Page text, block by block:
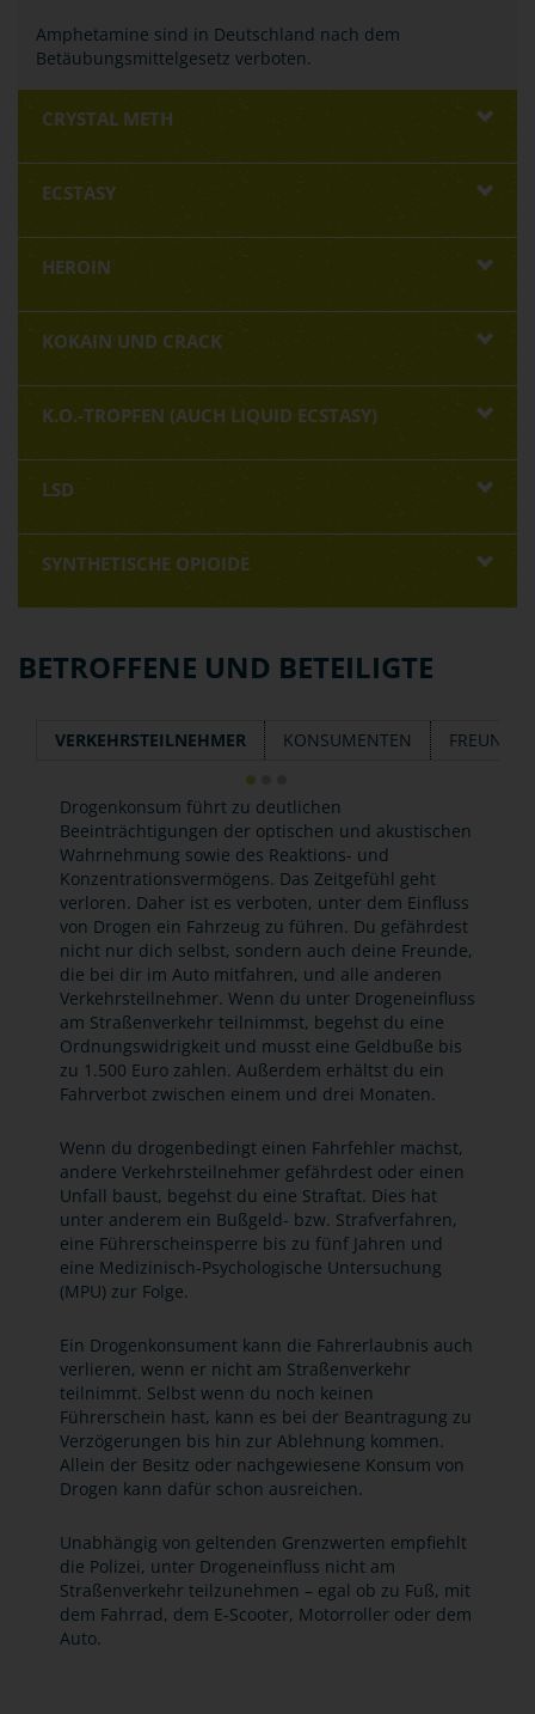
Amphetamine sind in Deutschland nach dem
Betäubungsmittelgesetz verboten.
CRYSTAL METH
ECSTASY
HEROIN
KOKAIN UND CRACK
K.O.-TROPFEN (AUCH LIQUID ECSTASY)
LSD
SYNTHETISCHE OPIOIDE
BETROFFENE UND BETEILIGTE
VERKEHRSTEILNEHMER KONSUMENTEN FREUNDE
Drogenkonsum führt zu deutlichen
Beeinträchtigungen der optischen und akustischen
Wahrnehmung sowie des Reaktions- und
Konzentrationsvermögens. Das Zeitgefühl geht
verloren. Daher ist es verboten, unter dem Einfluss
von Drogen ein Fahrzeug zu führen. Du gefährdest
nicht nur dich selbst, sondern auch deine Freunde,
die bei dir im Auto mitfahren, und alle anderen
Verkehrsteilnehmer. Wenn du unter Drogeneinfluss
am Straßenverkehr teilnimmst, begehst du eine
Ordnungswidrigkeit und musst eine Geldbuße bis
zu 1.500 Euro zahlen. Außerdem erhältst du ein
Fahrverbot zwischen einem und drei Monaten.
Wenn du drogenbedingt einen Fahrfehler machst,
andere Verkehrsteilnehmer gefährdest oder einen
Unfall baust, begehst du eine Straftat. Dies hat
unter anderem ein Bußgeld- bzw. Strafverfahren,
eine Führerscheinsperre bis zu fünf Jahren und
eine Medizinisch-Psychologische Untersuchung
(MPU) zur Folge.
Ein Drogenkonsument kann die Fahrerlaubnis auch
verlieren, wenn er nicht am Straßenverkehr
teilnimmt. Selbst wenn du noch keinen
Führerschein hast, kann es bei der Beantragung zu
Verzögerungen bis hin zur Ablehnung kommen.
Allein der Besitz oder nachgewiesene Konsum von
Drogen kann dafür schon ausreichen.
Unabhängig von geltenden Grenzwerten empfiehlt
die Polizei, unter Drogeneinfluss nicht am
Straßenverkehr teilzunehmen – egal ob zu Fuß, mit
dem Fahrrad, dem E-Scooter, Motorroller oder dem
Auto.